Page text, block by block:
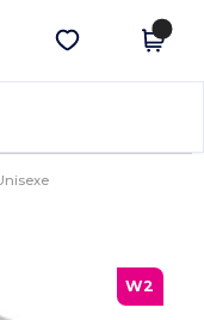
Obtenir l'appli
W2